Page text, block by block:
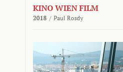
KINO WIEN FILM
2018 / Paul Rosdy